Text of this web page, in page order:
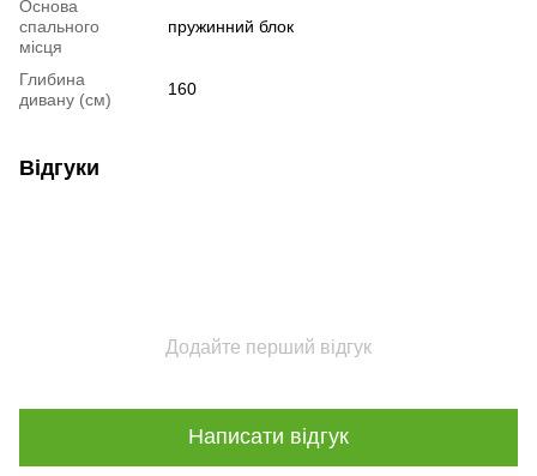
Основа
спального
місця
пружинний блок
Глибина
дивану (см)
160
Відгуки
Додайте перший відгук
Написати відгук